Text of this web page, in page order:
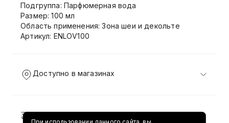
Подгруппа: Парфюмерная вода
Размер: 100 мл
Область применения: Зона шеи и декольте
Артикул: ENLOV100
Доступно в магазинах
Доставка и возврат